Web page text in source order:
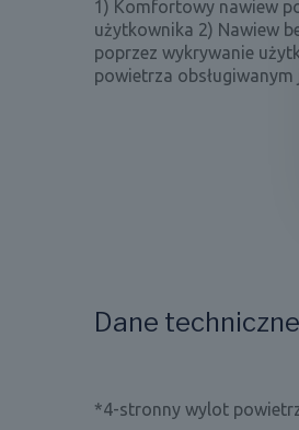
1) Komfortowy nawiew
użytkownika 2) Nawiew
poprzez wykrywanie
powietrza obsługiwanym
Dane
*4-stronny wylot